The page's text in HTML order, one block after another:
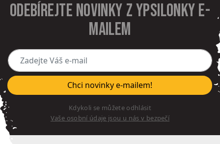
Odebírejte novinky z Ypsilonky e-
mailem
Zadejte Váš e-mail
Chci novinky e-mailem!
Kdykoli se můžete odhlásit
Vaše osobní údaje jsou u nás v bezpečí